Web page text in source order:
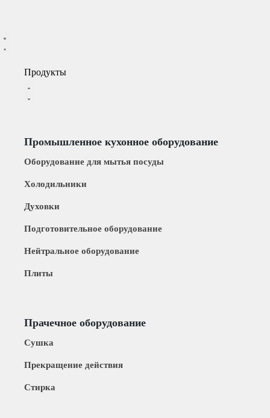
Продукты
Промышленное кухонное оборудование
Оборудование для мытья посуды
Xолодильники
Духовки
Подготовительное оборудование
Нейтральное оборудование
Плиты
Прачечное оборудование
Сушка
Прекращение действия
Стирка